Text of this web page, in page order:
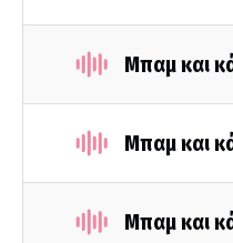
Mπαμ και
Μπαμ και
Μπαμ και